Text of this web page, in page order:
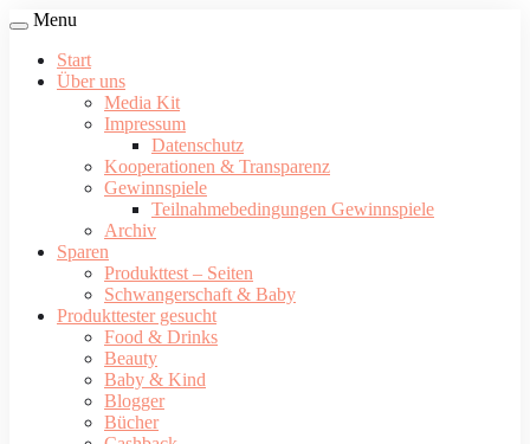
Menu
Start
Über uns
Media Kit
Impressum
Datenschutz
Kooperationen & Transparenz
Gewinnspiele
Teilnahmebedingungen Gewinnspiele
Archiv
Sparen
Produkttest – Seiten
Schwangerschaft & Baby
Produkttester gesucht
Food & Drinks
Beauty
Baby & Kind
Blogger
Bücher